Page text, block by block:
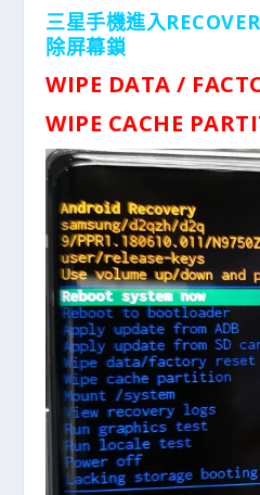
三星手機進入
除屏幕鎖
WIPE DATA /
WIPE CACHE